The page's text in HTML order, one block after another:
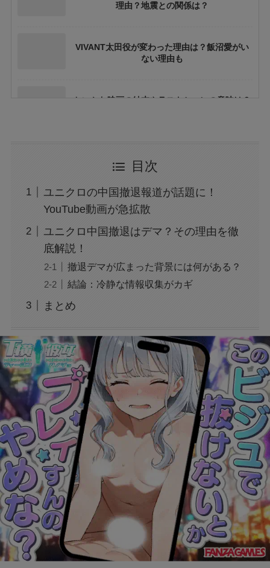
理由？地震との関係は？
VIVANT太田役が変わった理由は？飯沼愛がい
ない理由も
ちいかわ映画の結末やラストシーンの意味は？
結婚してる？
アレン様が川村エミコに怒ったのは本当？な
ぜ？公開収録で何があった？
カードが影響を与えていた？
声にならない愛は最終話やネタバレは？最後ま
MAZZEL・RYUKIのヘアメイク匂わせとは？時
系列で調査
映画『銀行強盗：完全マニュアル』公開中止の
理由は？なぜなのか徹底調査
モンスト抽選会の炎上理由は？謝罪と再実施の
経緯をわかりやすく解説
フェルメール展のtabiwa先行チケット待ち？ア
クセスできなくても買える？
目次
ユニクロの中国撤退報道が話題に！
YouTube動画が急拡散
ユニクロ中国撤退はデマ？その理由を徹
底解説！
撤退デマが広まった背景には何がある？
結論：冷静な情報収集がカギ
まとめ